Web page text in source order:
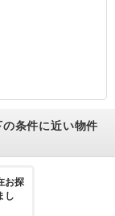
条件に近い物件
お探
し